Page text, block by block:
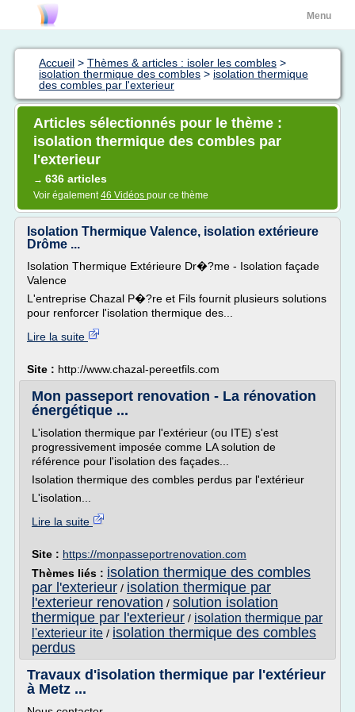
Menu
Accueil > Thèmes & articles : isoler les combles >
isolation thermique des combles > isolation thermique
des combles par l'exterieur
Articles sélectionnés pour le thème :
isolation thermique des combles par
l'exterieur
→ 636 articles
Voir également46 Vidéos pour ce thème
Isolation Thermique Valence, isolation extérieure
Drôme ...
Isolation Thermique Extérieure Dr�?me - Isolation façade
Valence
L'entreprise Chazal P�?re et Fils fournit plusieurs solutions
pour renforcer l'isolation thermique des...
Lire la suite
Site : http://www.chazal-pereetfils.com
Mon passeport renovation - La rénovation
énergétique ...
L'isolation thermique par l'extérieur (ou ITE) s'est
progressivement imposée comme LA solution de
référence pour l'isolation des façades...
Isolation thermique des combles perdus par l'extérieur
L'isolation...
Lire la suite
Site : https://monpasseportrenovation.com
Thèmes liés : isolation thermique des combles
par l'exterieur / isolation thermique par
l'exterieur renovation / solution isolation
thermique par l'exterieur / isolation thermique par
l'exterieur ite / isolation thermique des combles
perdus
Travaux d'isolation thermique par l'extérieur
à Metz ...